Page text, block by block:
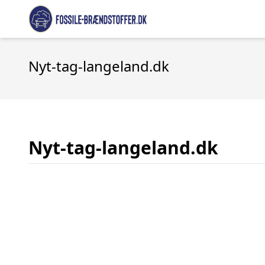
Nyt-tag-langeland.dk
Nyt-tag-langeland.dk